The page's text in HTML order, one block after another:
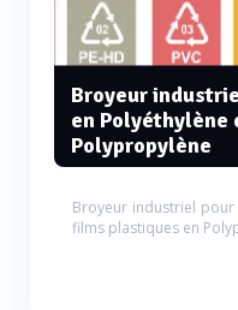
Broyeur
en
Polypropylène
Broyeur industriel
films plastiques en